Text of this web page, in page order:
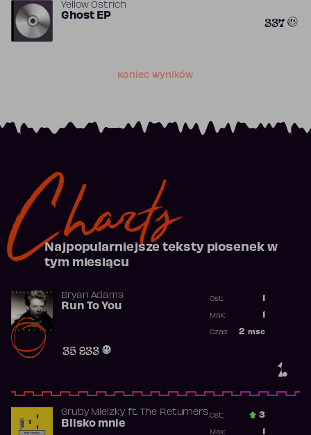
Yellow Ostrich
Ghost EP 337
Koniec wyników
Charts
Najpopularniejsze teksty piosenek w
tym miesiącu
1.
Bryan Adams
Run To You
35 933
Ost.:
Max:
2 msc
Czas:
Gruby Mielzkyft. The Returners
Blisko mnie
Ost.:
3
Max: